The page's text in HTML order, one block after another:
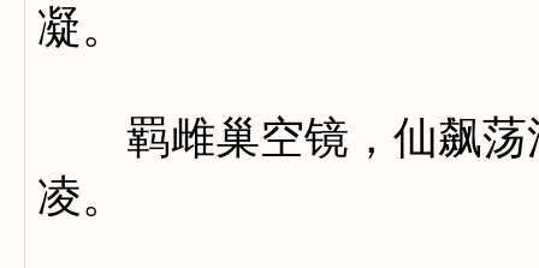
凝。
羁雌巢空镜，仙飙荡
凌。